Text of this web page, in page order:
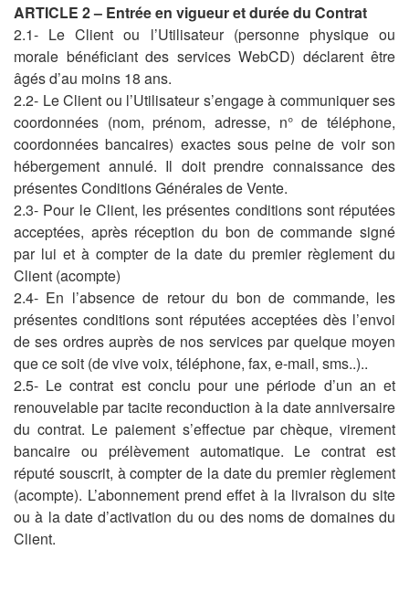
ARTICLE 2 – Entrée en vigueur et durée du Contrat
2.1- Le Client ou l’Utilisateur (personne physique ou
morale bénéficiant des services WebCD) déclarent être
âgés d’au moins 18 ans.
2.2- Le Client ou l’Utilisateur s’engage à communiquer ses
coordonnées (nom, prénom, adresse, n° de téléphone,
coordonnées bancaires) exactes sous peine de voir son
hébergement annulé. Il doit prendre connaissance des
présentes Conditions Générales de Vente.
2.3- Pour le Client, les présentes conditions sont réputées
acceptées, après réception du bon de commande signé
par lui et à compter de la date du premier règlement du
Client (acompte)
2.4- En l’absence de retour du bon de commande, les
présentes conditions sont réputées acceptées dès l’envoi
de ses ordres auprès de nos services par quelque moyen
que ce soit (de vive voix, téléphone, fax, e-mail, sms..)..
2.5- Le contrat est conclu pour une période d’un an et
renouvelable par tacite reconduction à la date anniversaire
du contrat. Le paiement s’effectue par chèque, virement
bancaire ou prélèvement automatique. Le contrat est
réputé souscrit, à compter de la date du premier règlement
(acompte). L’abonnement prend effet à la livraison du site
ou à la date d’activation du ou des noms de domaines du
Client.